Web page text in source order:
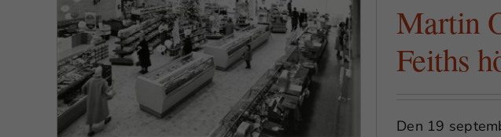
Martin
Feiths
Den 19